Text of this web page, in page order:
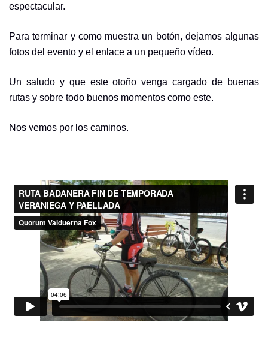
espectacular.
Para terminar y como muestra un botón, dejamos algunas
fotos del evento y el enlace a un pequeño vídeo.
Un saludo y que este otoño venga cargado de buenas
rutas y sobre todo buenos momentos como este.
Nos vemos por los caminos.